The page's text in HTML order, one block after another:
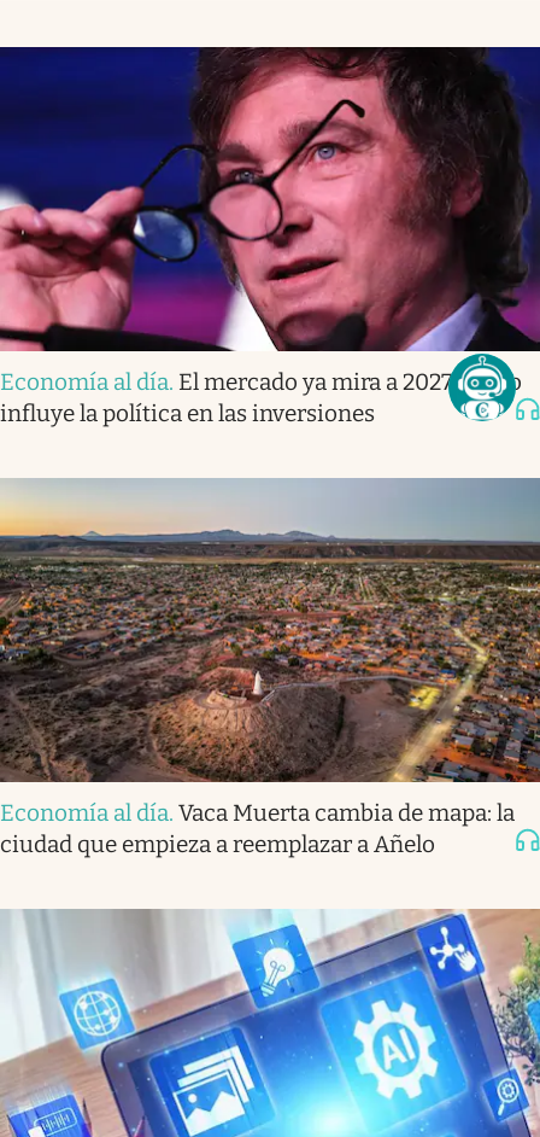
Economía al día. El mercado ya mira a 2027: cómo
influye la política en las inversiones
Economía al día. Vaca Muerta cambia de mapa: la
ciudad que empieza a reemplazar a Añelo